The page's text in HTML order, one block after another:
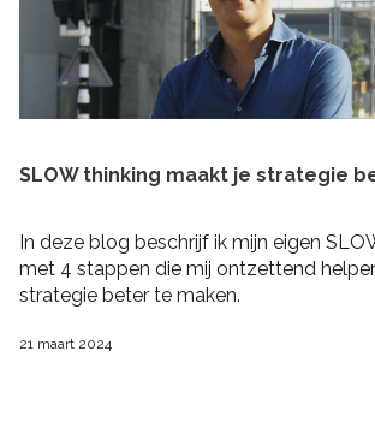
SLOW thinking maakt je strategie
In deze blog beschrijf ik mijn eigen
met 4 stappen die mij ontzettend
strategie beter te maken.
21 maart 2024